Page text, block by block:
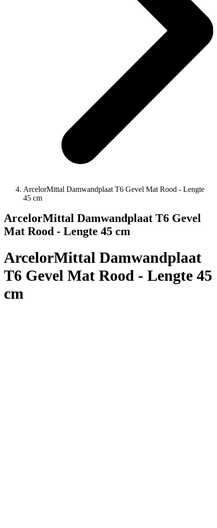
ArcelorMittal Damwandplaat T6 Gevel Mat Rood - Lengte
45 cm
ArcelorMittal Damwandplaat T6 Gevel
Mat Rood - Lengte 45 cm
ArcelorMittal Damwandplaat
T6 Gevel Mat Rood - Lengte 45
cm